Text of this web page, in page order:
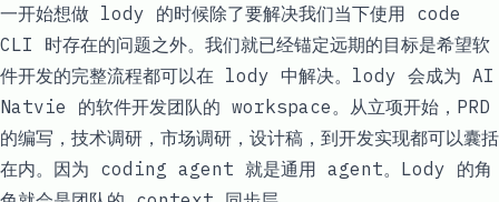
一开始想做 lody 的时候除了要解决我们当下使用 code
CLI 时存在的问题之外。我们就已经锚定远期的目标是希望软
件开发的完整流程都可以在 lody 中解决。lody 会成为 AI
Natvie 的软件开发团队的 workspace。从立项开始，PRD
的编写，技术调研，市场调研，设计稿，到开发实现都可以囊括
在内。因为 coding agent 就是通用 agent。Lody 的角